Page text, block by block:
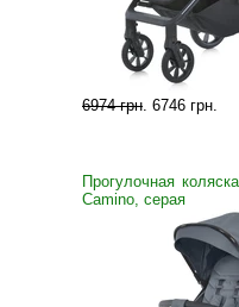
6974 грн. 6746 грн.
Прогулочная
Camino, серая